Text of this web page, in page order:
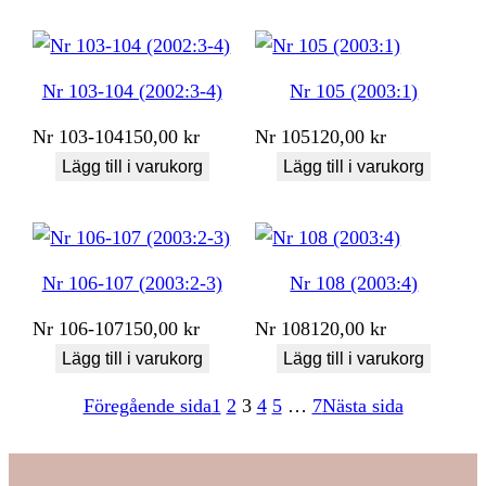
Nr 103-104 (2002:3-4)
Nr 103-104150,00kr
Lägg till i varukorg
Nr 105 (2003:1)
Nr 105120,00kr
Lägg till i varukorg
Nr 106-107 (2003:2-3)
Nr 106-107150,00kr
Lägg till i varukorg
Nr 108 (2003:4)
Nr 108120,00kr
Lägg till i varukorg
Föregående sida1 2 3 4 5 … 7Nästa sida